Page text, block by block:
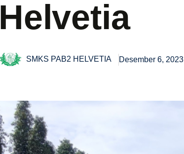
Helvetia
SMKS PAB2 HELVETIA Desember 6, 2023